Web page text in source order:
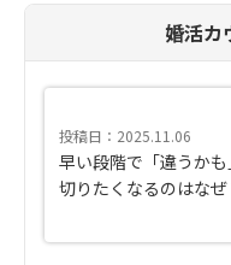
婚活カ
投稿日：2025.11.06
早い段階で「違うかも
切りたくなるのはなぜ